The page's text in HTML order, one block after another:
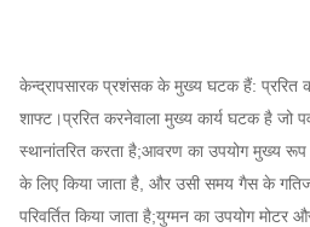
केन्द्रापसारक प्रशंसक के मुख्य घटक हैं: प्ररित
शाफ्ट।प्ररित करनेवाला मुख्य कार्य घटक है जो
स्थानांतरित करता है;आवरण का उपयोग मुख्य
के लिए किया जाता है, और उसी समय गैस के
परिवर्तित किया जाता है;युग्मन का उपयोग